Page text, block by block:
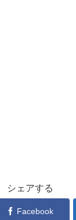
シェアする
Facebook